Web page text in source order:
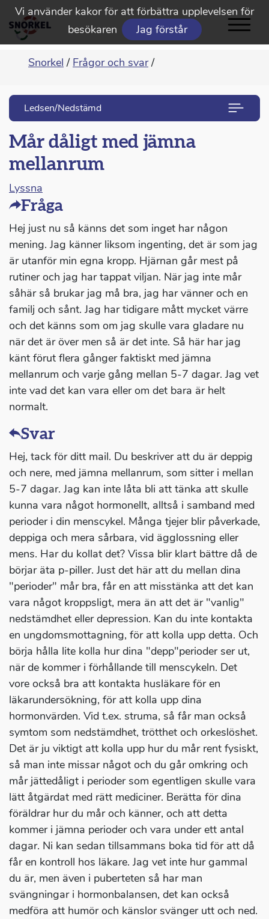
Vi använder kakor för att förbättra upplevelsen för
besökaren
Jag förstår
Snorkel / Frågor och svar /
Ledsen/Nedstämd
Mår dåligt med jämna
mellanrum
Lyssna
Fråga
Hej just nu så känns det som inget har någon
mening. Jag känner liksom ingenting, det är som jag
är utanför min egna kropp. Hjärnan går mest på
rutiner och jag har tappat viljan. När jag inte mår
såhär så brukar jag må bra, jag har vänner och en
familj och sånt. Jag har tidigare mått mycket värre
och det känns som om jag skulle vara gladare nu
när det är över men så är det inte. Så här har jag
känt förut flera gånger faktiskt med jämna
mellanrum och varje gång mellan 5-7 dagar. Jag vet
inte vad det kan vara eller om det bara är helt
normalt.
Svar
Hej, tack för ditt mail. Du beskriver att du är deppig
och nere, med jämna mellanrum, som sitter i mellan
5-7 dagar. Jag kan inte låta bli att tänka att skulle
kunna vara något hormonellt, alltså i samband med
perioder i din menscykel. Många tjejer blir påverkade,
deppiga och mera sårbara, vid ägglossning eller
mens. Har du kollat det? Vissa blir klart bättre då de
börjar äta p-piller. Just det här att du mellan dina
"perioder" mår bra, får en att misstänka att det kan
vara något kroppsligt, mera än att det är "vanlig"
nedstämdhet eller depression. Kan du inte kontakta
en ungdomsmottagning, för att kolla upp detta. Och
börja hålla lite kolla hur dina "depp"perioder ser ut,
när de kommer i förhållande till menscykeln. Det
vore också bra att kontakta husläkare för en
läkarundersökning, för att kolla upp dina
hormonvärden. Vid t.ex. struma, så får man också
symtom som nedstämdhet, trötthet och orkeslöshet.
Det är ju viktigt att kolla upp hur du mår rent fysiskt,
så man inte missar något och du går omkring och
mår jättedåligt i perioder som egentligen skulle vara
lätt åtgärdat med rätt mediciner. Berätta för dina
föräldrar hur du mår och känner, och att detta
kommer i jämna perioder och vara under ett antal
dagar. Ni kan sedan tillsammans boka tid för att då
får en kontroll hos läkare. Jag vet inte hur gammal
du är, men även i puberteten så har man
svängningar i hormonbalansen, det kan också
medföra att humör och känslor svänger utt och ned.